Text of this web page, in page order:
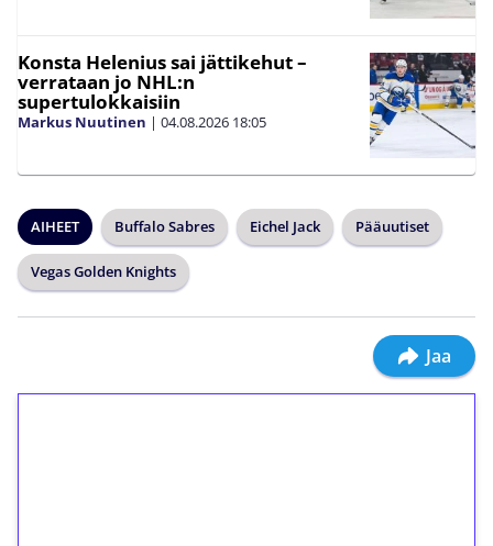
Konsta Helenius sai jättikehut –
verrataan jo NHL:n
supertulokkaisiin
Markus Nuutinen | 04.08.2026 18:05
AIHEET Buffalo Sabres Eichel Jack Pääuutiset
Vegas Golden Knights
Jaa